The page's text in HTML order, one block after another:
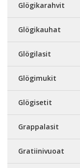
Glögikarahvit
Glögikauhat
Glögilasit
Glögimukit
Glögisetit
Grappalasit
Gratiinivuoat